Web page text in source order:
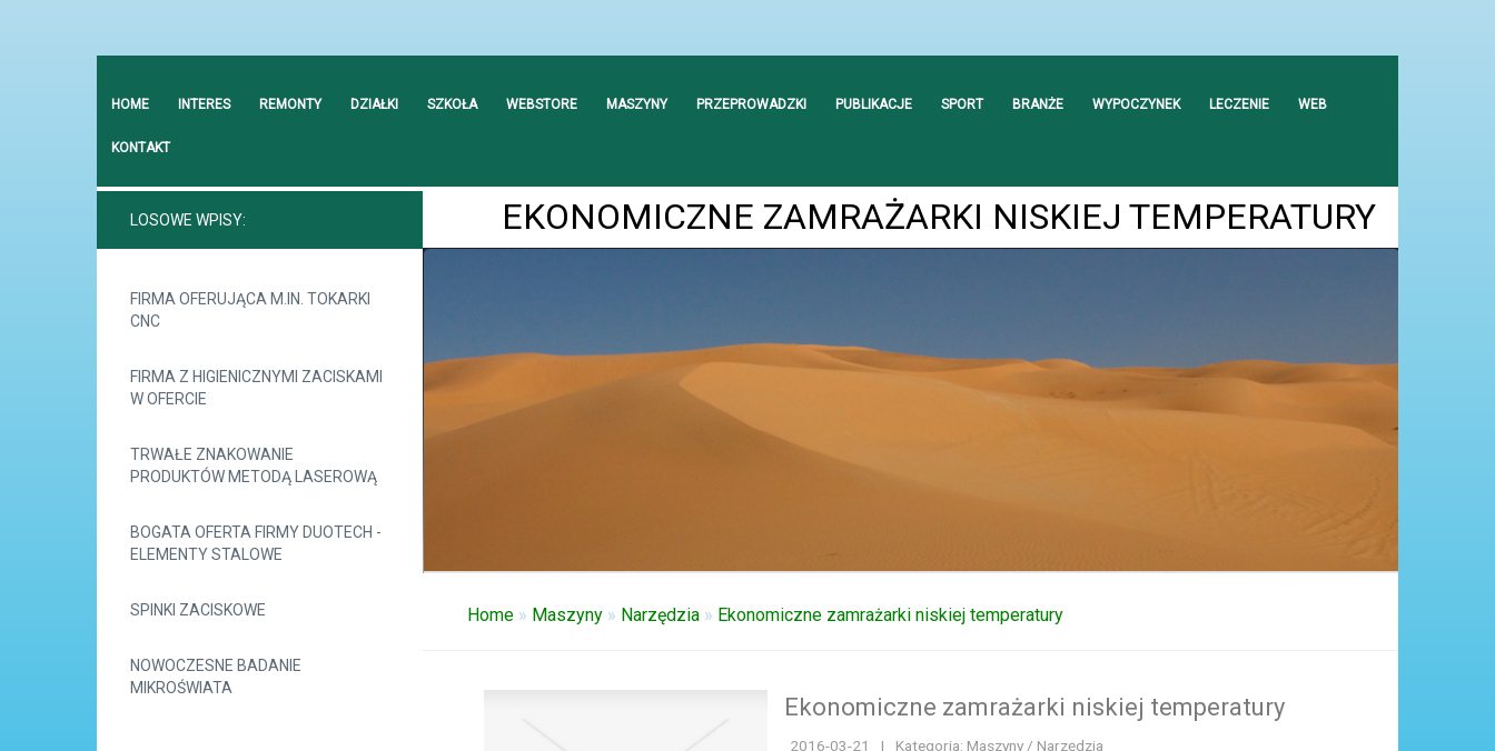
HOME INTERES REMONTY DZIAŁKI SZKOŁA WEBSTORE MASZYNY PRZEPROWADZKI PUBLIKACJE SPORT BRANŻE WYPOCZYNEK LECZENIE WEB
KONTAKT
EKONOMICZNE ZAMRAŻARKI NISKIEJ TEMPERATURY
LOSOWE WPISY:
FIRMA OFERUJĄCA M.IN. TOKARKI
CNC
FIRMA Z HIGIENICZNYMI ZACISKAMI
W OFERCIE
TRWAŁE ZNAKOWANIE
PRODUKTÓW METODĄ LASEROWĄ
BOGATA OFERTA FIRMY DUOTECH -
ELEMENTY STALOWE
SPINKI ZACISKOWE
NOWOCZESNE BADANIE
MIKROŚWIATA
Home» Maszyny» Narzędzia» Ekonomiczne zamrażarki niskiej temperatury
Ekonomiczne zamrażarki niskiej temperatury
2016-03-21 |
Kategoria: Maszyny / Narzędzia